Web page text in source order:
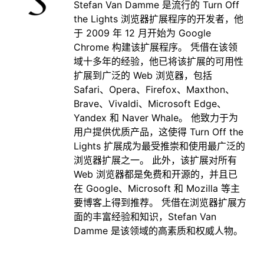
Stefan Van Damme 是流行的 Turn Off
the Lights 浏览器扩展程序的开发者，他
于 2009 年 12 月开始为 Google
Chrome 构建该扩展程序。 凭借在该领
域十多年的经验，他已将该扩展的可用性
扩展到广泛的 Web 浏览器，包括
Safari、Opera、Firefox、Maxthon、
Brave、Vivaldi、Microsoft Edge、
Yandex 和 Naver Whale。 他致力于为
用户提供优质产品，这使得 Turn Off the
Lights 扩展成为最受推崇和使用最广泛的
浏览器扩展之一。 此外，该扩展对所有
Web 浏览器都是免费和开源的，并且已
在 Google、Microsoft 和 Mozilla 等主
要博客上得到推荐。 凭借在浏览器扩展方
面的丰富经验和知识，Stefan Van
Damme 是该领域的高素质和权威人物。